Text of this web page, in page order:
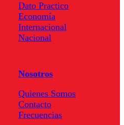
Dato Practico
Economía
Internacional
Nacional
Nosotros
Quienes Somos
Contacto
Frecuencias